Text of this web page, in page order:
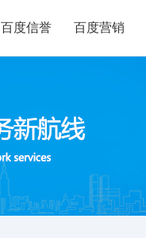
百度信誉 百度营销